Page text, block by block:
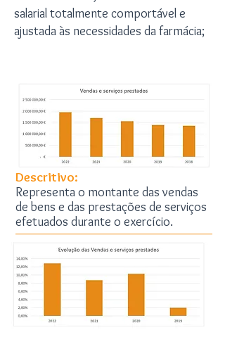
salarial totalmente comportável e
ajustada às necessidades da farmácia;
Descritivo:
Representa o montante das vendas
de bens e das prestações de serviços
efetuados durante o exercício.